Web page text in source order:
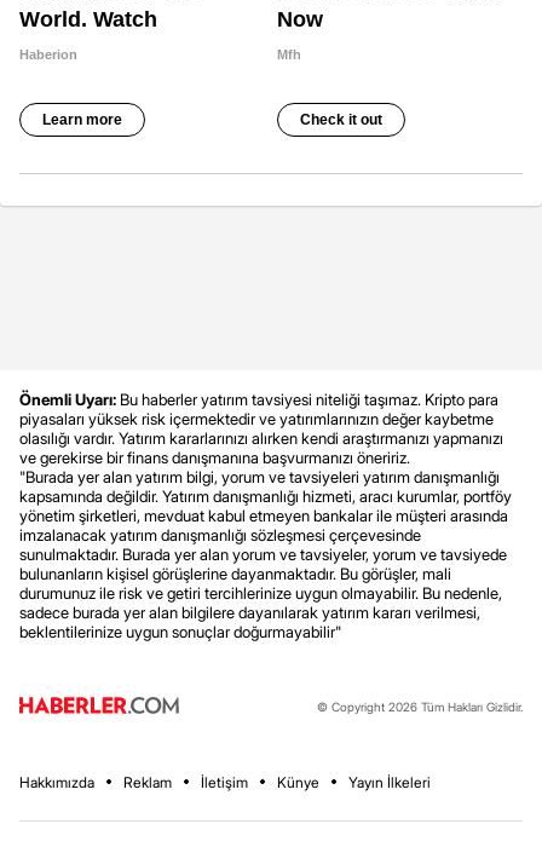
Önemli Uyarı: Bu haberler yatırım tavsiyesi niteliği taşımaz. Kripto para
piyasaları yüksek risk içermektedir ve yatırımlarınızın değer kaybetme
olasılığı vardır. Yatırım kararlarınızı alırken kendi araştırmanızı yapmanızı
ve gerekirse bir finans danışmanına başvurmanızı öneririz.
"Burada yer alan yatırım bilgi, yorum ve tavsiyeleri yatırım danışmanlığı
kapsamında değildir. Yatırım danışmanlığı hizmeti, aracı kurumlar, portföy
yönetim şirketleri, mevduat kabul etmeyen bankalar ile müşteri arasında
imzalanacak yatırım danışmanlığı sözleşmesi çerçevesinde
sunulmaktadır. Burada yer alan yorum ve tavsiyeler, yorum ve tavsiyede
bulunanların kişisel görüşlerine dayanmaktadır. Bu görüşler, mali
durumunuz ile risk ve getiri tercihlerinize uygun olmayabilir. Bu nedenle,
sadece burada yer alan bilgilere dayanılarak yatırım kararı verilmesi,
beklentilerinize uygun sonuçlar doğurmayabilir"
© Copyright 2026 Tüm Hakları Gizlidir.
Hakkımızda Reklam İletişim Künye Yayın İlkeleri